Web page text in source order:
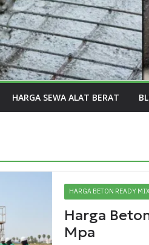
HARGA SEWA ALAT BERAT
HARGA BETON READY MIX
Harga
Mpa